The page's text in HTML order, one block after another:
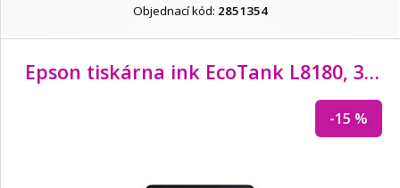
Objednací kód: 2851354
Epson tiskárna ink EcoTank L8180, 3v1, A3, 28ppm, USB, LCD panel, Foto tiskárna, 6ink, 3 roky záruka po reg.
-15 %